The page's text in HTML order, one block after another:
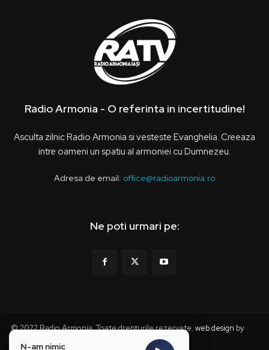
Radio Armonia - O referinta in incertitudine!
Asculta zilnic Radio Armonia si vesteste Evanghelia. Creeaza
intre oameni un spatiu al armoniei cu Dumnezeu.
Adresa de email: office@radioarmonia.ro
Ne poti urmari pe:
© 2022 Radio Armonia. Toate drepturile rezervate. web design by
N-am nimic